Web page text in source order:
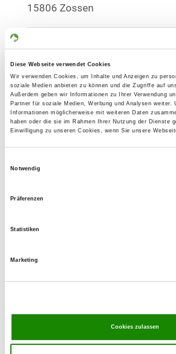
Diese Webseite verwendet Cookies
Wir verwenden Cookies, um Inhalte und Anzeigen zu
soziale Medien anbieten zu können und die Zugriffe auf
Außerdem geben wir Informationen zu Ihrer Verwendung
Partner für soziale Medien, Werbung und Analysen weiter.
Informationen möglicherweise mit weiteren Daten
haben oder die sie im Rahmen Ihrer Nutzung der Dienste
Einwilligung zu unseren Cookies, wenn Sie unsere
Notwendig
Präferenzen
Statistiken
Marketing
Cookies zulassen
15806 Zossen
OG - Berlin-Britz
Zum Herthateich
12529 Schönefeld-Kleinziethen
OG - Buckow-Neukölln
Töpchiner Weg 99-107
Kienitzberg 42
Buckower Chaussee 104
12277 Berlin
OG - Eichwalde
12527 Berlin